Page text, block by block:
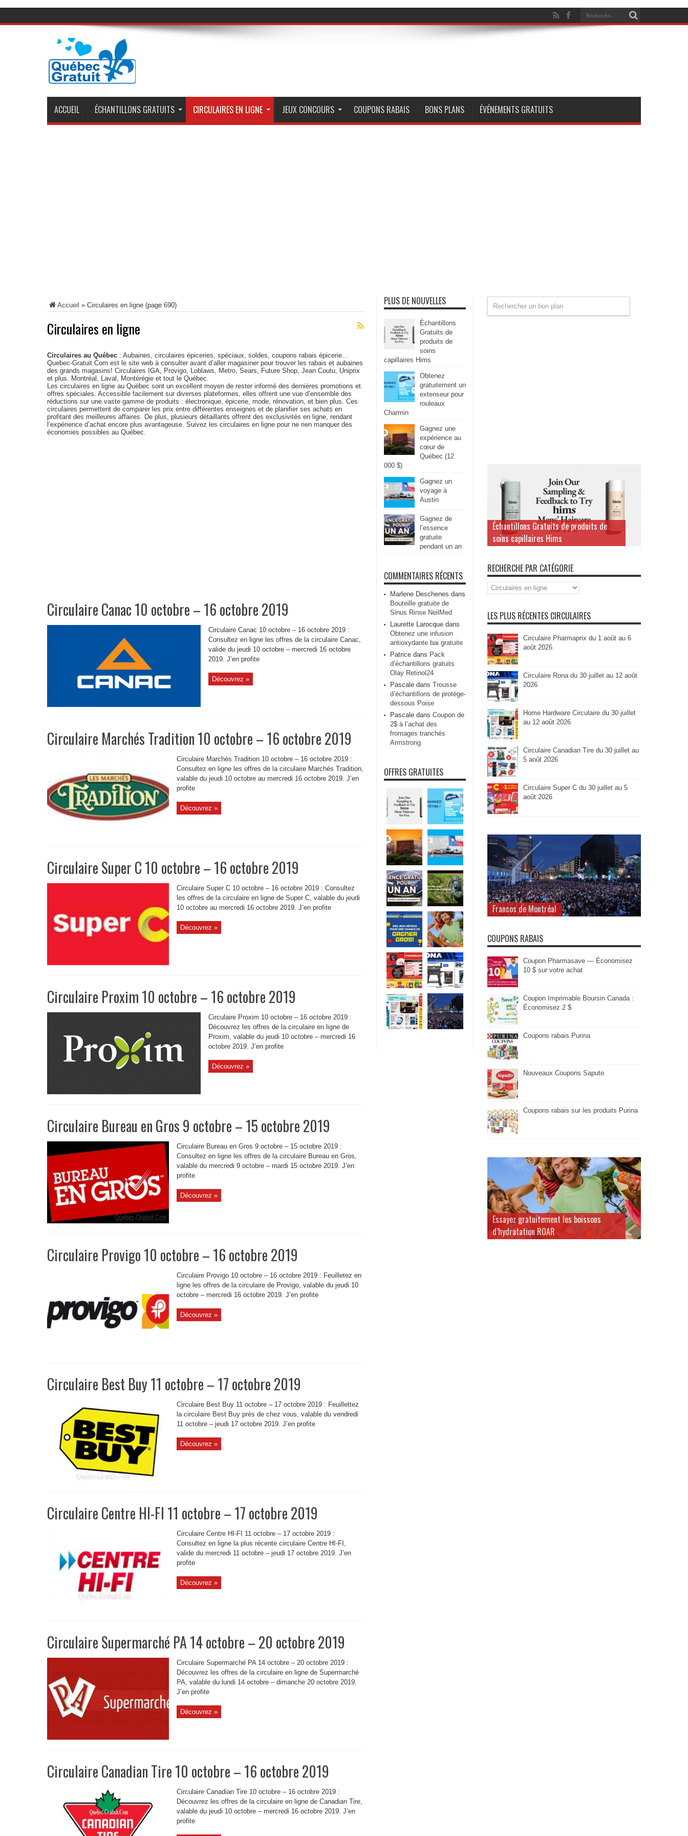
ACCUEIL ÉCHANTILLONS GRATUITS CIRCULAIRES EN LIGNE JEUX CONCOURS COUPONS RABAIS BONS PLANS ÉVÉNEMENTS GRATUITS
Accueil » Circulaires en ligne (page 690)
Circulaires en ligne
Circulaires au Québec : Aubaines, circulaires épiceries, spéciaux, soldes, coupons rabais épicerie…
Quebec-Gratuit.Com est le site web à consulter avant d’aller magasiner pour trouver les rabais et aubaines
des grands magasins! Circulaires IGA, Provigo, Loblaws, Metro, Sears, Future Shop, Jean Coutu, Uniprix
et plus. Montréal, Laval, Montérégie et tout le Québec.
Les circulaires en ligne au Québec sont un excellent moyen de rester informé des dernières promotions et
offres spéciales. Accessible facilement sur diverses plateformes, elles offrent une vue d’ensemble des
réductions sur une vaste gamme de produits : électronique, épicerie, mode, rénovation, et bien plus. Ces
circulaires permettent de comparer les prix entre différentes enseignes et de planifier ses achats en
profitant des meilleures affaires. De plus, plusieurs détaillants offrent des exclusivités en ligne, rendant
l’expérience d’achat encore plus avantageuse. Suivez les circulaires en ligne pour ne rien manquer des
économies possibles au Québec.
Circulaire Canac 10 octobre – 16 octobre 2019
Circulaire Canac 10 octobre – 16 octobre 2019 :
Consultez en ligne les offres de la circulaire Canac,
valide du jeudi 10 octobre – mercredi 16 octobre
2019. J’en profite
Découvrez »
Circulaire Marchés Tradition 10 octobre – 16 octobre 2019
Circulaire Marchés Tradition 10 octobre – 16 octobre 2019 :
Consultez en ligne les offres de la circulaire Marchés Tradition,
valable du jeudi 10 octobre au mercredi 16 octobre 2019. J’en
profite
Découvrez »
Circulaire Super C 10 octobre – 16 octobre 2019
Circulaire Super C 10 octobre – 16 octobre 2019 : Consultez
les offres de la circulaire en ligne de Super C, valable du jeudi
10 octobre au mercredi 16 octobre 2019. J’en profite
Découvrez »
Circulaire Proxim 10 octobre – 16 octobre 2019
Circulaire Proxim 10 octobre – 16 octobre 2019 :
Découvrez les offres de la circulaire en ligne de
Proxim, valable du jeudi 10 octobre – mercredi 16
octobre 2019. J’en profite
Découvrez »
Circulaire Bureau en Gros 9 octobre – 15 octobre 2019
Circulaire Bureau en Gros 9 octobre – 15 octobre 2019 :
Consultez en ligne les offres de la circulaire Bureau en Gros,
valable du mercredi 9 octobre – mardi 15 octobre 2019. J’en
profite
Découvrez »
Circulaire Provigo 10 octobre – 16 octobre 2019
Circulaire Provigo 10 octobre – 16 octobre 2019 : Feuilletez en
ligne les offres de la circulaire de Provigo, valable du jeudi 10
octobre – mercredi 16 octobre 2019. J’en profite
Découvrez »
Circulaire Best Buy 11 octobre – 17 octobre 2019
Circulaire Best Buy 11 octobre – 17 octobre 2019 : Feuillettez
la circulaire Best Buy près de chez vous, valable du vendredi
11 octobre – jeudi 17 octobre 2019. J’en profite
Découvrez »
Circulaire Centre HI-FI 11 octobre – 17 octobre 2019
Circulaire Centre HI-FI 11 octobre – 17 octobre 2019 :
Consultez en ligne la plus récente circulaire Centre HI-FI,
valide du mercredi 11 octobre – jeudi 17 octobre 2019. J’en
profite
Découvrez »
Circulaire Supermarché PA 14 octobre – 20 octobre 2019
Circulaire Supermarché PA 14 octobre – 20 octobre 2019 :
Découvrez les offres de la circulaire en ligne de Supermarché
PA, valable du lundi 14 octobre – dimanche 20 octobre 2019.
J’en profite
Découvrez »
Circulaire Canadian Tire 10 octobre – 16 octobre 2019
Circulaire Canadian Tire 10 octobre – 16 octobre 2019 :
Découvrez les offres de la circulaire en ligne de Canadian Tire,
valable du jeudi 10 octobre – mercredi 16 octobre 2019. J’en
profite
PLUS DE NOUVELLES
Échantillons
Gratuits de
produits de
soins
capillaires Hims
Obtenez
gratuitement un
extenseur pour
rouleaux
Charmin
Gagnez une
expérience au
cœur de
Québec (12
000 $)
Gagnez un
voyage à
Austin
Gagnez de
l’essence
gratuite
pendant un an
COMMENTAIRES RÉCENTS
Marlene Deschenes dans
Bouteille gratuite de
Sinus Rinse NeilMed
Laurette Larocque dans
Obtenez une infusion
antioxydante bai gratuite
Patrice dans Pack
d’échantillons gratuits
Olay Retinol24
Pascale dans Trousse
d’échantillons de protège-
dessous Poise
Pascale dans Coupon de
2$ à l’achat des
fromages tranchés
Armstrong
OFFRES GRATUITES
Échantillons Gratuits de produits de
soins capillaires Hims
RECHERCHE PAR CATÉGORIE
Recherche
par
LES PLUS RÉCENTES CIRCULAIRES
Circulaire Pharmaprix du 1 août au 6
août 2026
Circulaire Rona du 30 juillet au 12 août
2026
Home Hardware Circulaire du 30 juillet
au 12 août 2026
Circulaire Canadian Tire du 30 juillet au
5 août 2026
Circulaire Super C du 30 juillet au 5
août 2026
Francos de Montréal
COUPONS RABAIS
Coupon Pharmasave — Économisez
10 $ sur votre achat
Coupon Imprimable Boursin Canada :
Économisez 2 $
Coupons rabais Purina
Nouveaux Coupons Saputo
Coupons rabais sur les produits Purina
Essayez gratuitement les boissons
d’hydratation ROAR